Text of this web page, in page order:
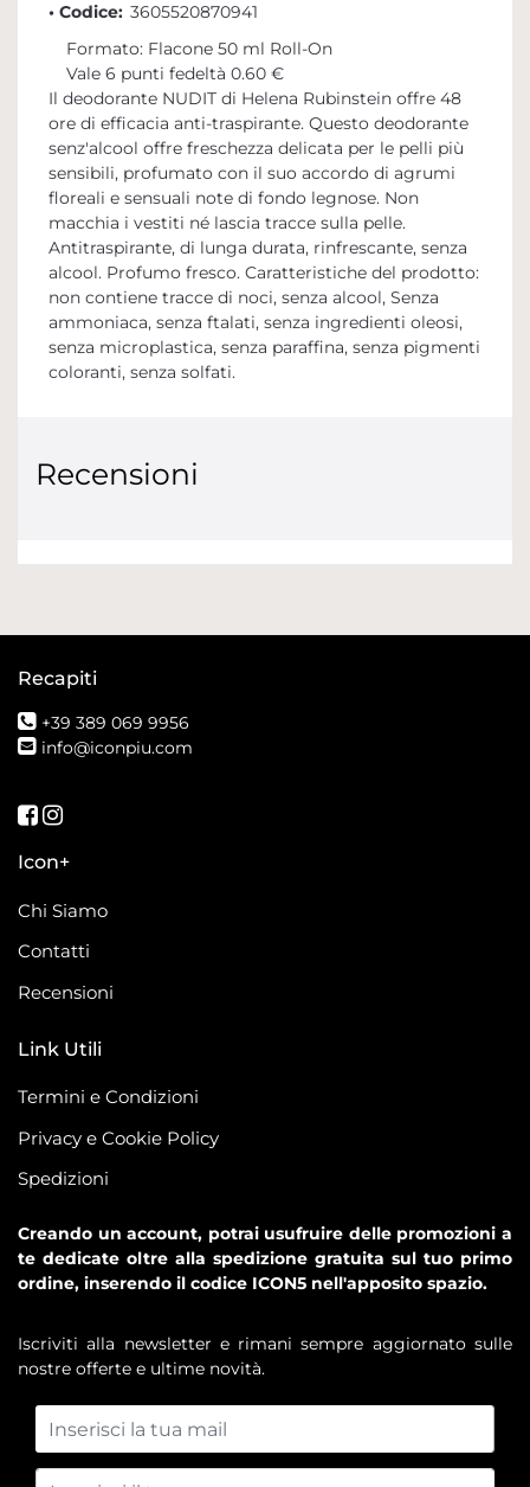
• Codice: 3605520870941
Formato: Flacone 50 ml Roll-On
Vale 6 punti fedeltà 0.60 €
Il deodorante NUDIT di Helena Rubinstein offre 48
ore di efficacia anti-traspirante. Questo deodorante
senz'alcool offre freschezza delicata per le pelli più
sensibili, profumato con il suo accordo di agrumi
floreali e sensuali note di fondo legnose. Non
macchia i vestiti né lascia tracce sulla pelle.
Antitraspirante, di lunga durata, rinfrescante, senza
alcool. Profumo fresco. Caratteristiche del prodotto:
non contiene tracce di noci, senza alcool, Senza
ammoniaca, senza ftalati, senza ingredienti oleosi,
senza microplastica, senza paraffina, senza pigmenti
coloranti, senza solfati.
Recensioni
Recapiti
+39 389 069 9956
info@iconpiu.com
Seguici su Facebook
Seguici su Instagram
Icon+
Chi Siamo
Contatti
Recensioni
Link Utili
Termini e Condizioni
Privacy e Cookie Policy
Spedizioni
Creando un account, potrai usufruire delle promozioni a
te dedicate oltre alla spedizione gratuita sul tuo primo
ordine, inserendo il codice ICON5 nell'apposito spazio.
Iscriviti alla newsletter e rimani sempre aggiornato sulle
nostre offerte e ultime novità.